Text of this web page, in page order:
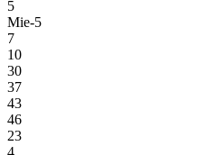
5
Mie-5
7
10
30
37
43
46
23
4